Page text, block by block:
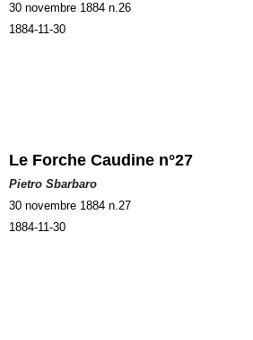
30 novembre 1884 n.26
1884-11-30
Le Forche Caudine n°27
Pietro Sbarbaro
30 novembre 1884 n.27
1884-11-30